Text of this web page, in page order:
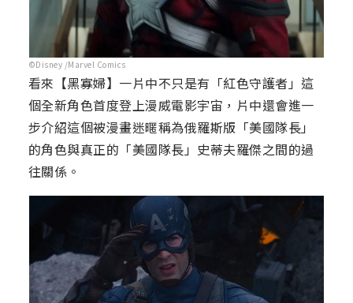
©Disney /Marvel Comics
看來【黑寡婦】一片中不只是有「紅色守護者」這
個全新角色首度登上漫威電影宇宙，片中還會進一
步介紹這個被漫畫迷暱稱為俄羅斯版「美國隊長」
的角色與真正的「美國隊長」史蒂夫羅傑之間的過
往關係。